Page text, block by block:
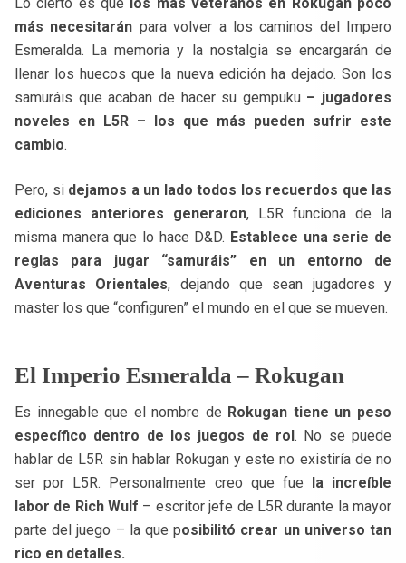
más necesitarán para volver a los caminos del Impero
Esmeralda. La memoria y la nostalgia se encargarán de
llenar los huecos que la nueva edición ha dejado. Son los
samuráis que acaban de hacer su gempuku – jugadores
noveles en L5R – los que más pueden sufrir este
cambio.
Pero, si dejamos a un lado todos los recuerdos que las
ediciones anteriores generaron, L5R funciona de la
misma manera que lo hace D&D. Establece una serie de
reglas para jugar “samuráis” en un entorno de
Aventuras Orientales, dejando que sean jugadores y
master los que “configuren” el mundo en el que se mueven.
El Imperio Esmeralda – Rokugan
Es innegable que el nombre de Rokugan tiene un peso
específico dentro de los juegos de rol. No se puede
hablar de L5R sin hablar Rokugan y este no existiría de no
ser por L5R. Personalmente creo que fue la increíble
labor de Rich Wulf – escritor jefe de L5R durante la mayor
parte del juego – la que posibilitó crear un universo tan
rico en detalles.